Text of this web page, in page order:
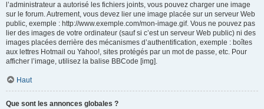
l’administrateur a autorisé les fichiers joints, vous pouvez charger une image
sur le forum. Autrement, vous devez lier une image placée sur un serveur Web
public, exemple : http://www.exemple.com/mon-image.gif. Vous ne pouvez pas
lier des images de votre ordinateur (sauf si c’est un serveur Web public) ni des
images placées derrière des mécanismes d’authentification, exemple : boîtes
aux lettres Hotmail ou Yahoo!, sites protégés par un mot de passe, etc. Pour
afficher l’image, utilisez la balise BBCode [img].
Haut
Que sont les annonces globales ?